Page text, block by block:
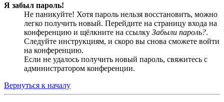
Я забыл пароль!
Не паникуйте! Хотя пароль нельзя восстановить, можно
легко получить новый. Перейдите на страницу входа на
конференцию и щёлкните на ссылку Забыли пароль?.
Следуйте инструкциям, и скоро вы снова сможете войти
на конференцию.
Если не удалось получить новый пароль, свяжитесь с
администратором конференции.
Вернуться к началу